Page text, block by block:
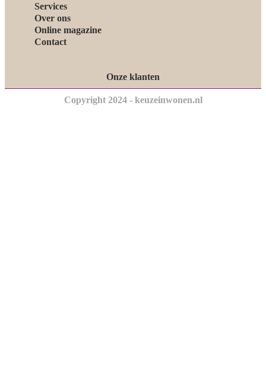
Services
Over ons
Online magazine
Contact
Onze klanten
Copyright 2024 - keuzeinwonen.nl